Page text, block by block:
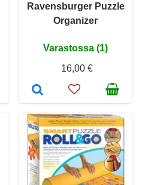
Ravensburger Puzzle
Organizer
Varastossa (1)
16,00 €